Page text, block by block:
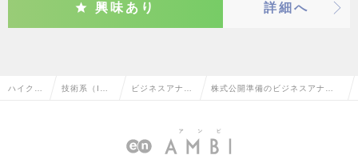
興味あり 詳細へ
ハイクラ 技術系（I ビジネスアナリ
クト
株式公開準備のビジネスアナリ
人情報一覧